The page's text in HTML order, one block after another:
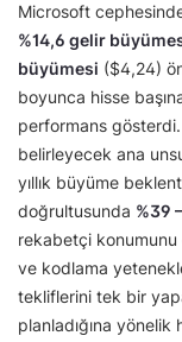
Microsoft
%14,6 gelir
büyümesi ($4,24)
boyunca hisse
performans gösterdi.
belirleyecek ana
yıllık büyüme
doğrultusunda %39
rekabetçi
ve kodlama
tekliflerini tek bir
planladığına yönelik